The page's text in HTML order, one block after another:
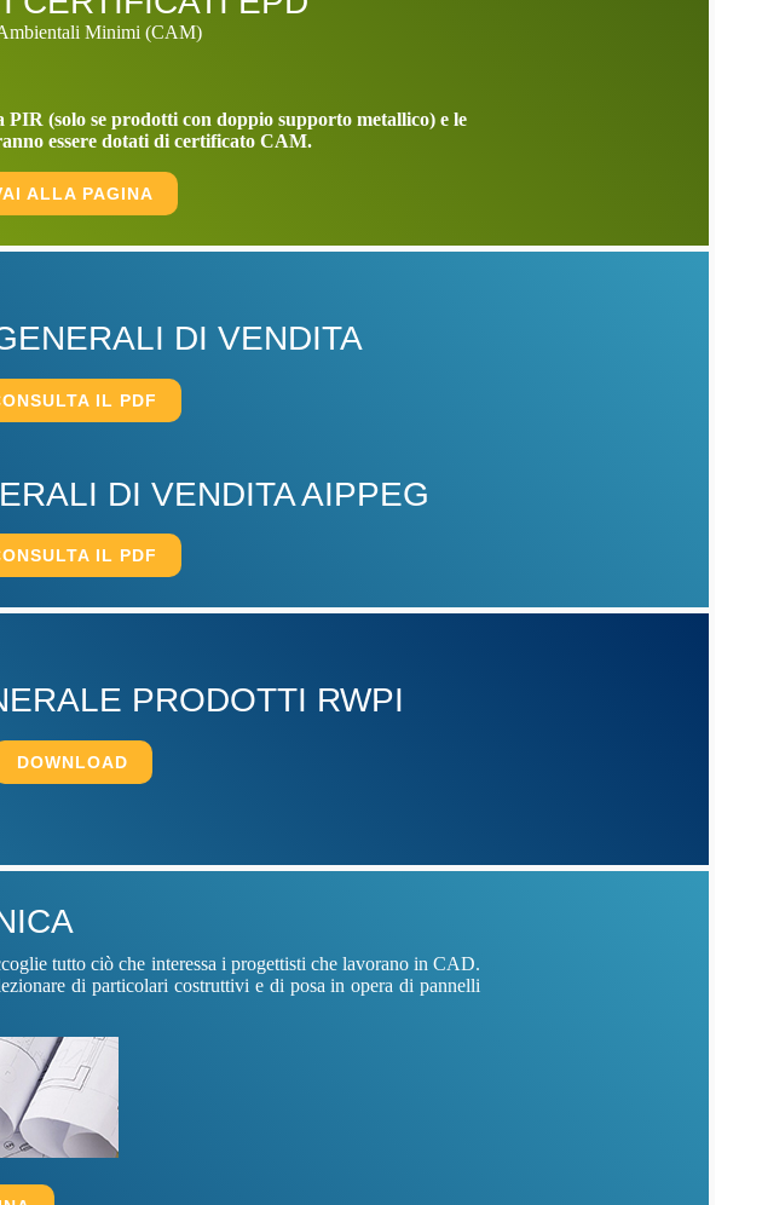
Minimi (CAM)
(solo se prodotti con doppio supporto metallico) e le
essere dotati di certificato CAM.
ALLA PAGINA
DI VENDITA
IL PDF
DI VENDITA AIPPEG
IL PDF
PRODOTTI RWPI
DOWNLOAD
tutto ciò che interessa i progettisti che lavorano in CAD.
di particolari costruttivi e di posa in opera di pannelli